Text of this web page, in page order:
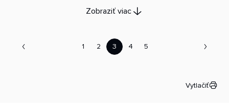
Zobraziť viac
1 2 3 4 5
Vytlačiť